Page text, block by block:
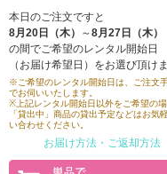
本日のご注文ですと
8月20日（木）
～8月27日（木）
の間でご希望のレンタル開始日
（お届け希望日）をお選び頂けま
※ご希望のレンタル開始日は、ご注文
でお伺いいたします。
※上記レンタル開始日以外をご希望の
「貸出中」商品の貸出予定などはお気
い合わせください。
お届け方法・ご返却方法